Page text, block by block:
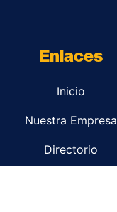
Enlaces
Inicio
Nuestra Empresa
Directorio